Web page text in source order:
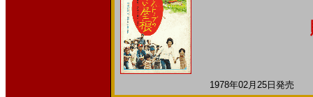
1978年02月25日発売